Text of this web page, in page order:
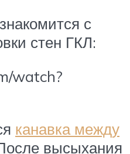
с
стен ГКЛ:
watch?
канавка между
высыхания